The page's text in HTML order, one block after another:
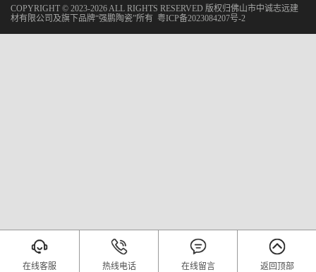
COPYRIGHT © 2023-2026 ALL RIGHTS RESERVED 版权归佛山市中诚志远建
材有限公司及旗下品牌“强鹏陶瓷”所有 粤ICP备2023084207号-2
在线客服 热线电话 在线留言 返回顶部